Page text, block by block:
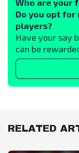
Who are your
Do you opt
players?
Have your say
can be
RELATED